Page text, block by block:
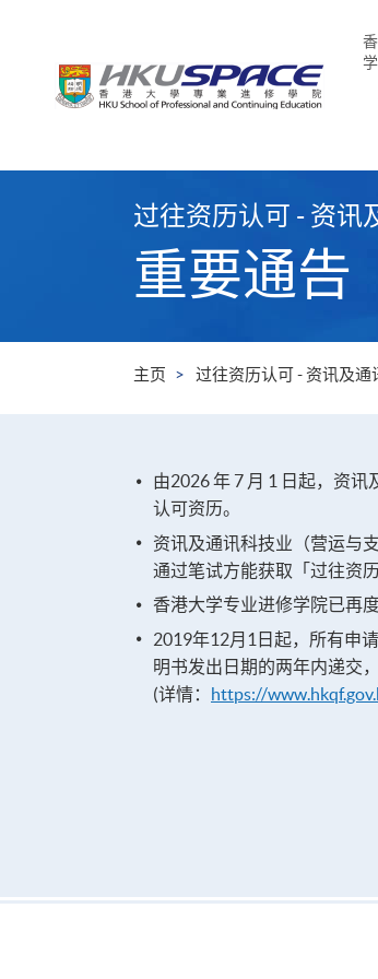
学
过往资历认可 - 资讯
重要通告
主页 过往资历认可 - 资讯及通
由2026 年 7 月 1 日起，资
认可资历。
资讯及通讯科技业（营运与
通过笔试方能获取「过往资
香港大学专业进修学院已再
2019年12月1日起，所有申
明书发出日期的两年内递交
(详情： https://